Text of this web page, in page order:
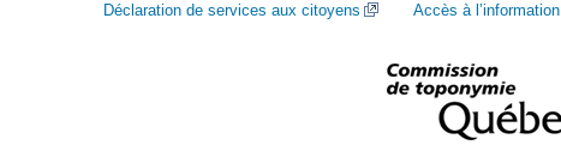
Déclaration de services aux citoyens Accès à l’information